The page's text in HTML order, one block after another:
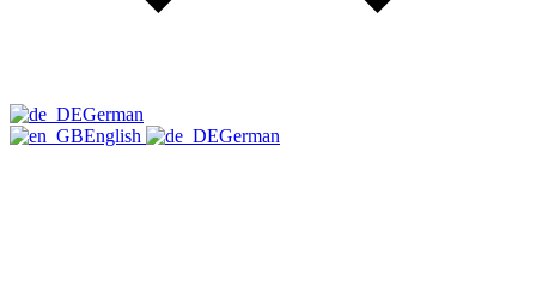
German
English
German